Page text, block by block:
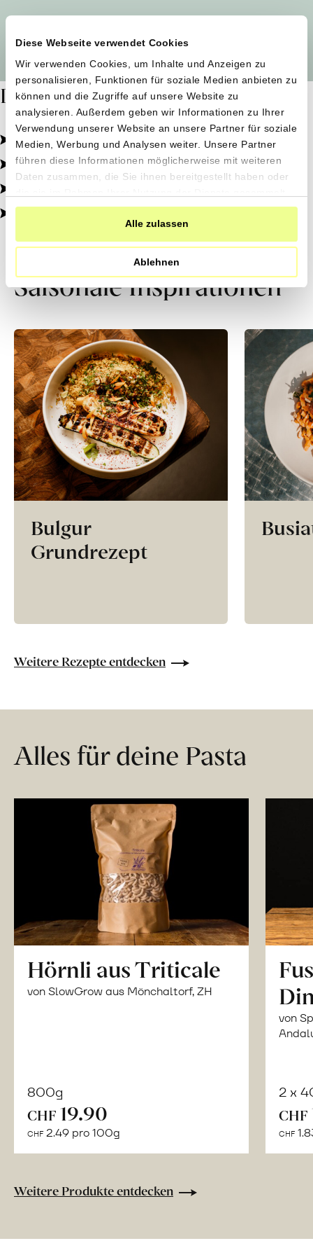
Diese Webseite verwendet Cookies
Wir verwenden Cookies, um Inhalte und Anzeigen zu
personalisieren, Funktionen für soziale Medien anbieten zu
können und die Zugriffe auf unsere Website zu
analysieren. Außerdem geben wir Informationen zu Ihrer
Verwendung unserer Website an unsere Partner für soziale
Medien, Werbung und Analysen weiter. Unsere Partner
führen diese Informationen möglicherweise mit weiteren
Daten zusammen, die Sie ihnen bereitgestellt haben oder
haben.
Alle zulassen
Ablehnen
Dafür stehen wir
Pestizidfrei angebaut, schonend verarbeitet.
Natürliche Zutaten, echter Geschmack.
Von kleinen Höfen, direkt zu dir.
100% transparent, 0% Zusatzstoffe.
Saisonale Inspirationen
Bulgur
Grundrezept
Weitere Rezepte entdecken
Alles für deine Pasta
Hörnli aus Triticale
von SlowGrow aus Mönchaltorf, ZH
800g
CHF 19.90
CHF 2.49 pro 100g
von
2 x
CHF
CHF
Weitere Produkte entdecken